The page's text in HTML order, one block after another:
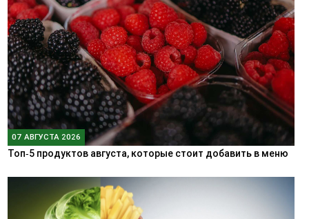
07 АВГУСТА 2026
Топ‑5 продуктов августа, которые стоит добавить в меню